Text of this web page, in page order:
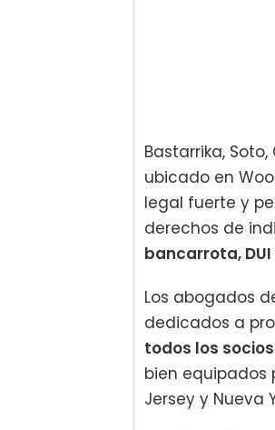
Bastarrika,
ubicado en
legal fuerte y
derechos de
bancarrota,
Los abogados
dedicados a
todos los
bien equipados
Jersey y Nueva